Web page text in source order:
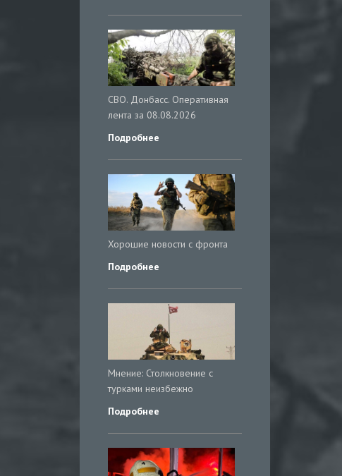
СВО. Донбасс. Оперативная
лента за 08.08.2026
Подробнее
Хорошие новости с фронта
Подробнее
Мнение: Столкновение с
турками неизбежно
Подробнее